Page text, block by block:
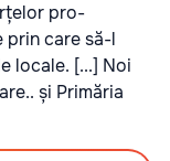
pro-
prin care să-l
locale. [...] Noi
și Primăria